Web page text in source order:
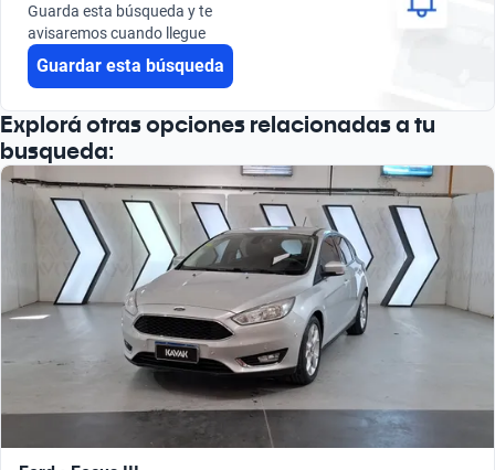
Buscá por versión
Guarda esta búsqueda y te
avisaremos cuando llegue
Guardar esta búsqueda
Explorá otras opciones relacionadas a tu
busqueda: